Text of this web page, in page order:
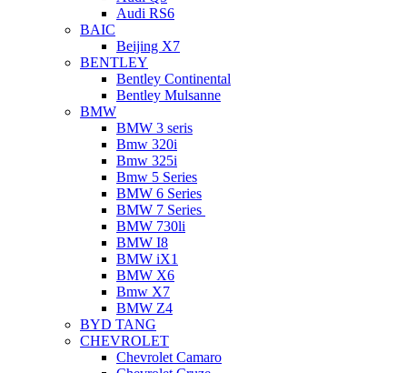
Audi RS6
BAIC
Beijing X7
BENTLEY
Bentley Continental
Bentley Mulsanne
BMW
BMW 3 seris
Bmw 320i
Bmw 325i
Bmw 5 Series
BMW 6 Series
BMW 7 Series
BMW 730li
BMW I8
BMW iX1
BMW X6
Bmw X7
BMW Z4
BYD TANG
CHEVROLET
Chevrolet Camaro